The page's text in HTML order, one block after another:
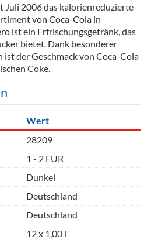
Juli 2006 das kalorienreduzierte
von Coca-Cola in
ist ein Erfrischungsgetränk, das
bietet. Dank besonderer
der Geschmack von Coca-Cola
Coke.
Wert
28209
1 - 2 EUR
Dunkel
Deutschland
Deutschland
12 x 1,00 l